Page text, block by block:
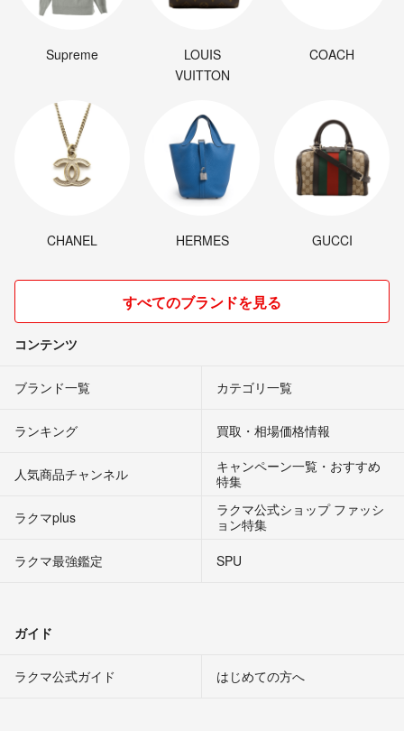
Supreme
LOUIS
VUITTON
COACH
CHANEL HERMES GUCCI
すべてのブランドを見る
コンテンツ
ブランド一覧 カテゴリ一覧
ランキング 買取・相場価格情報
人気商品チャンネル
キャンペーン一覧・おすすめ
特集
ラクマplus
ラクマ公式ショップ ファッシ
ョン特集
ラクマ最強鑑定
SPU
ガイド
ラクマ公式ガイド はじめての方へ